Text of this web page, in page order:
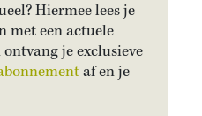
Hiermee lees je
met een actuele
je exclusieve
af en je